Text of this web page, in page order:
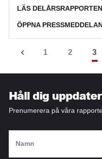
LÄS DELÅRSRAPPORTEN
ÖPPNA
1 2 3
Håll dig
Prenumerera på våra